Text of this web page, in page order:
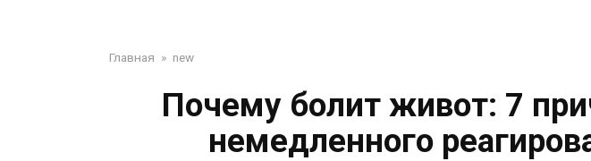
Главная » new
Почему болит живот: 7
немедленного